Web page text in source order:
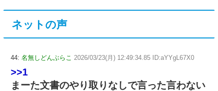
ネットの声
44: 名無しどんぶらこ 2026/03/23(月) 12:49:34.85 ID:aYYgL67X0
>>1
まーた文書のやり取りなしで言った言わない